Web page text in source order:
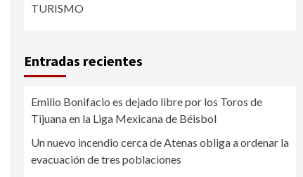
TURISMO
Entradas recientes
Emilio Bonifacio es dejado libre por los Toros de
Tijuana en la Liga Mexicana de Béisbol
Un nuevo incendio cerca de Atenas obliga a ordenar la
evacuación de tres poblaciones